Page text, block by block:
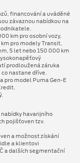
financování a uváděné
závaznou nabídkou na
km pro osobní vozy,
pro modely Transit,
5 let nebo 150 000 km
prodloužená záruka
nastane dříve.
pro model Puma Gen⁠-⁠E
havarijního
pojišťoven tzv.
a možnost získání
a klientovi
a dalších segmentační